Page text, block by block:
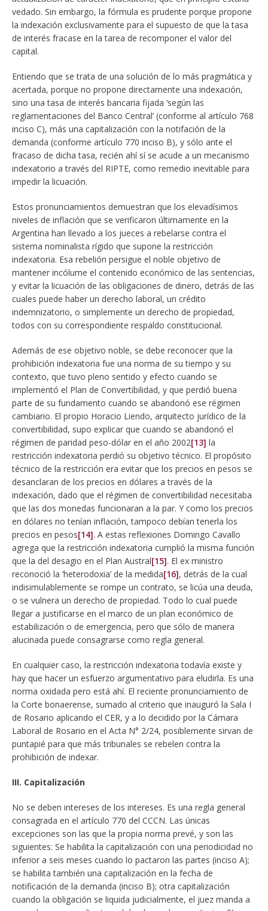
vedado. Sin embargo, la fórmula es prudente porque propone
la indexación exclusivamente para el supuesto de que la tasa
de interés fracase en la tarea de recomponer el valor del
capital.
Entiendo que se trata de una solución de lo más pragmática y
acertada, porque no propone directamente una indexación,
sino una tasa de interés bancaria fijada ‘según las
reglamentaciones del Banco Central’ (conforme al artículo 768
inciso C), más una capitalización con la notifación de la
demanda (conforme artículo 770 inciso B), y sólo ante el
fracaso de dicha tasa, recién ahí sí se acude a un mecanismo
indexatorio a través del RIPTE, como remedio inevitable para
impedir la licuación.
Estos pronunciamientos demuestran que los elevadísimos
niveles de inflación que se verificaron últimamente en la
Argentina han llevado a los jueces a rebelarse contra el
sistema nominalista rígido que supone la restricción
indexatoria. Esa rebelión persigue el noble objetivo de
mantener incólume el contenido económico de las sentencias,
y evitar la licuación de las obligaciones de dinero, detrás de las
cuales puede haber un derecho laboral, un crédito
indemnizatorio, o simplemente un derecho de propiedad,
todos con su correspondiente respaldo constitucional.
Además de ese objetivo noble, se debe reconocer que la
prohibición indexatoria fue una norma de su tiempo y su
contexto, que tuvo pleno sentido y efecto cuando se
implementó el Plan de Convertibilidad, y que perdió buena
parte de su fundamento cuando se abandonó ese régimen
cambiario. El propio Horacio Liendo, arquitecto jurídico de la
convertibilidad, supo explicar que cuando se abandonó el
régimen de paridad peso-dólar en el año 2002[13] la
restricción indexatoria perdió su objetivo técnico. El propósito
técnico de la restricción era evitar que los precios en pesos se
desanclaran de los precios en dólares a través de la
indexación, dado que el régimen de convertibilidad necesitaba
que las dos monedas funcionaran a la par. Y como los precios
en dólares no tenían inflación, tampoco debían tenerla los
precios en pesos[14]. A estas reflexiones Domingo Cavallo
agrega que la restricción indexatoria cumplió la misma función
que la del desagio en el Plan Austral[15]. El ex ministro
reconoció la ‘heterodoxia’ de la medida[16], detrás de la cual
indisimulablemente se rompe un contrato, se licúa una deuda,
o se vulnera un derecho de propiedad. Todo lo cual puede
llegar a justificarse en el marco de un plan económico de
estabilización o de emergencia, pero que sólo de manera
alucinada puede consagrarse como regla general.
En cualquier caso, la restricción indexatoria todavía existe y
hay que hacer un esfuerzo argumentativo para eludirla. Es una
norma oxidada pero está ahí. El reciente pronunciamiento de
la Corte bonaerense, sumado al criterio que inauguró la Sala I
de Rosario aplicando el CER, y a lo decidido por la Cámara
Laboral de Rosario en el Acta N° 2/24, posiblemente sirvan de
puntapié para que más tribunales se rebelen contra la
prohibición de indexar.
III. Capitalización
No se deben intereses de los intereses. Es una regla general
consagrada en el artículo 770 del CCCN. Las únicas
excepciones son las que la propia norma prevé, y son las
siguientes: Se habilita la capitalización con una periodicidad no
inferior a seis meses cuando lo pactaron las partes (inciso A);
se habilita también una capitalización en la fecha de
notificación de la demanda (inciso B); otra capitalización
cuando la obligación se liquida judicialmente, el juez manda a